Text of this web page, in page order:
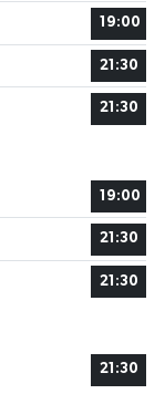
19:00
21:30
21:30
19:00
21:30
21:30
21:30